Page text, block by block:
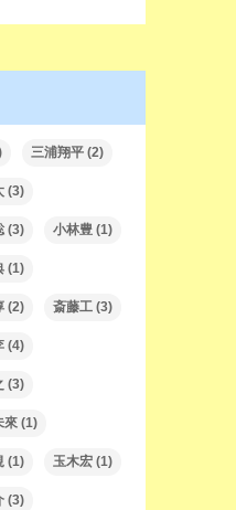
三浦翔平 (2)
(3)
(3) 小林豊 (1)
(1)
(2) 斎藤工 (3)
(4)
(3)
來 (1)
(1) 玉木宏 (1)
(3)